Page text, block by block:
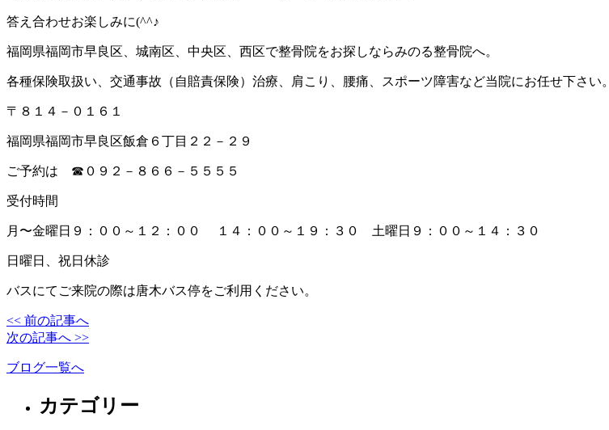
答え合わせお楽しみに(^^♪
福岡県福岡市早良区、城南区、中央区、西区で整骨院をお探しならみのる整骨院へ。
各種保険取扱い、交通事故（自賠責保険）治療、肩こり、腰痛、スポーツ障害など当院にお任せ下さい。
〒８１４－０１６１
福岡県福岡市早良区飯倉６丁目２２－２９
ご予約は ☎０９２－８６６－５５５５
受付時間
月〜金曜日９：００～１２：００ １４：００～１９：３０ 土曜日９：００～１４：３０
日曜日、祝日休診
バスにてご来院の際は唐木バス停をご利用ください。
<< 前の記事へ
次の記事へ >>
ブログ一覧へ
カテゴリー